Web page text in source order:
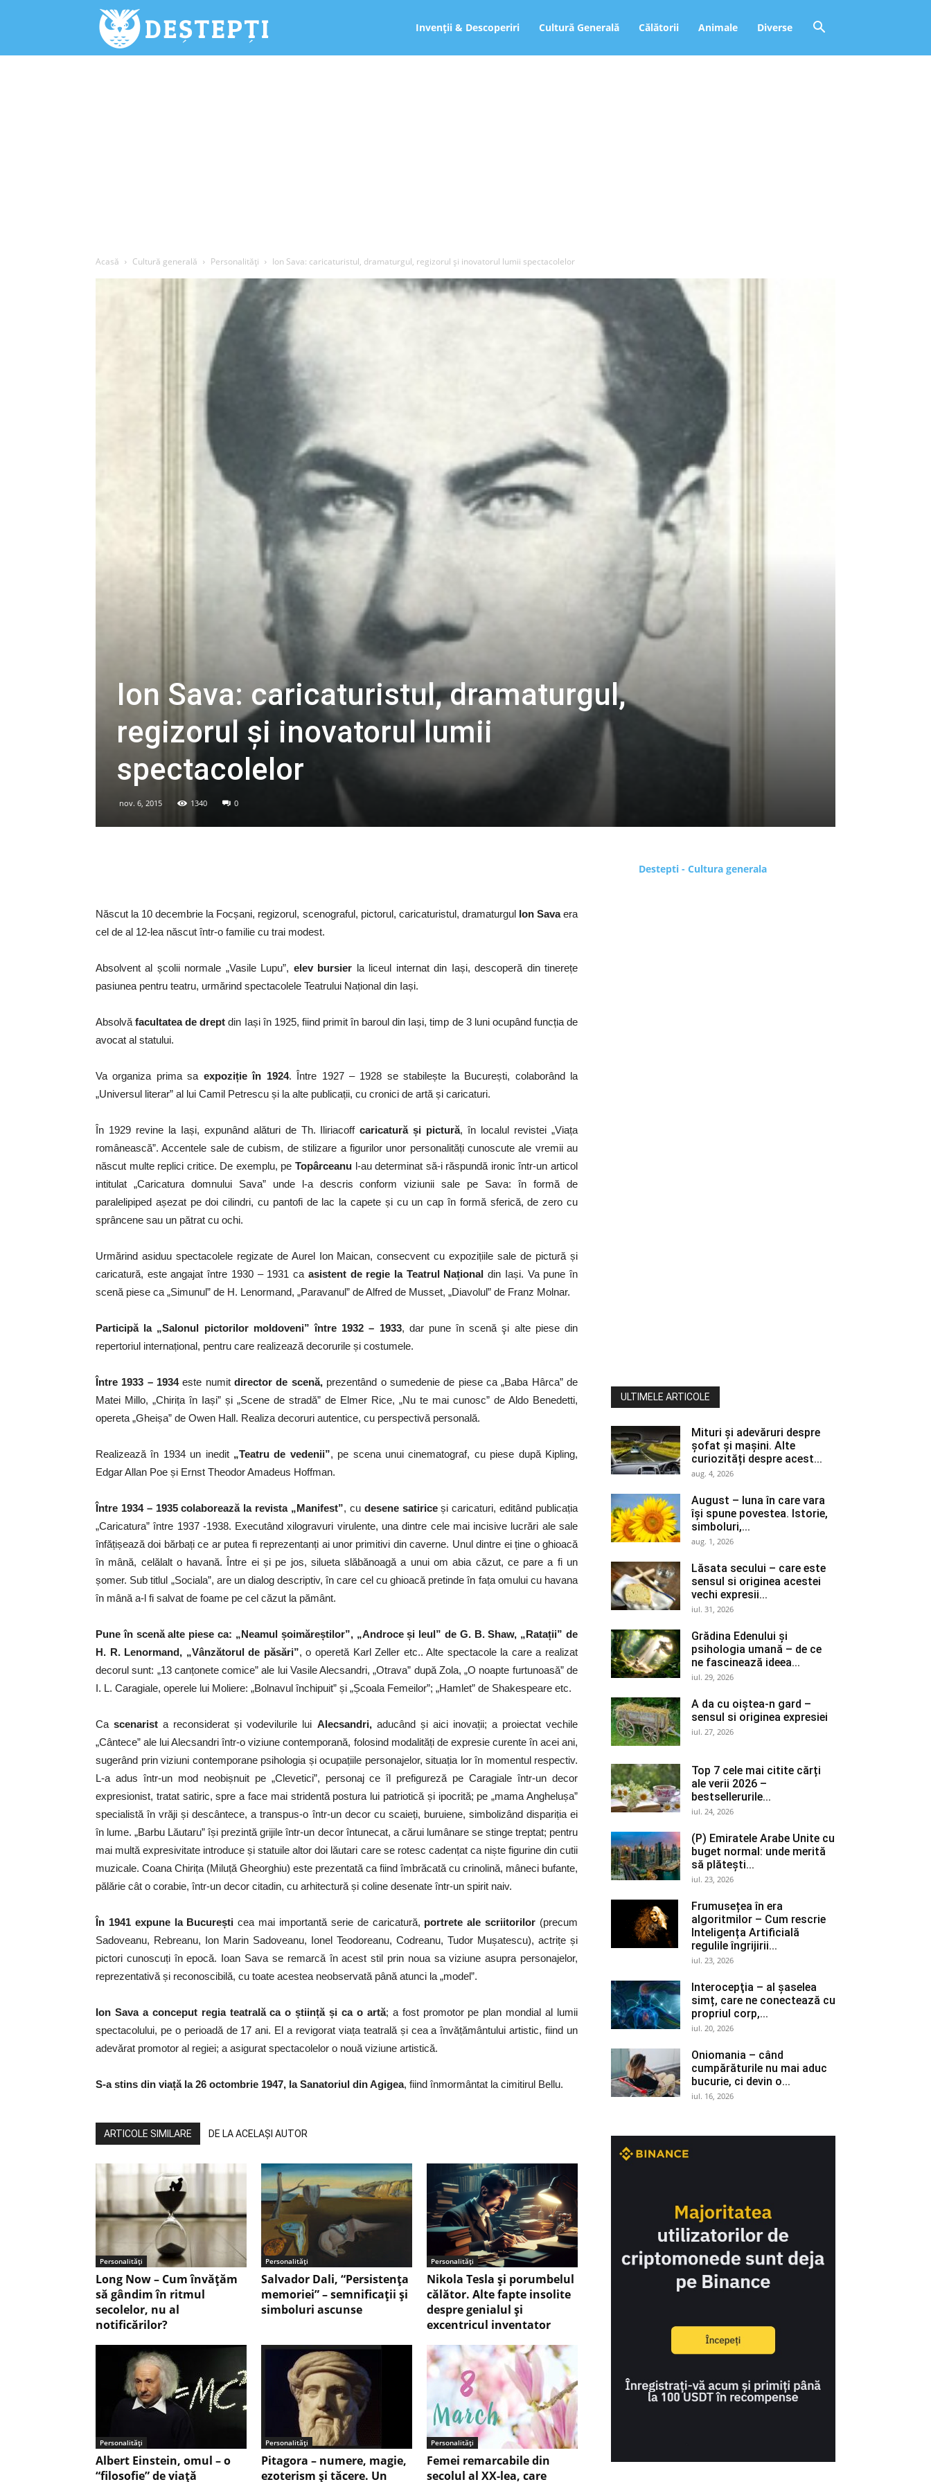
Deștepți.ro Invenții & Descoperiri Cultură Generală Călătorii Animale Diverse
Acasă Cultură generală Personalități Ion Sava: caricaturistul, dramaturgul, regizorul și inovatorul lumii spectacolelor
Ion Sava: caricaturistul, dramaturgul,
regizorul și inovatorul lumii
spectacolelor
nov. 6, 2015 1340 0
Născut la 10 decembrie la Focșani, regizorul, scenograful, pictorul, caricaturistul, dramaturgul Ion Savaera
cel de al 12-lea născut într-o familie cu trai modest.
Absolvent al școlii normale „Vasile Lupu”, elev bursier la liceul internat din Iași, descoperă din tinerețe
pasiunea pentru teatru, urmărind spectacolele Teatrului Național din Iași.
Absolvăfacultatea de drept din Iași în 1925, fiind primit în baroul din Iași, timp de 3 luni ocupând funcția de
avocat al statului.
Va organiza prima sa expoziție în 1924. Între 1927 – 1928 se stabilește la București, colaborând la
„Universul literar” al lui Camil Petrescu și la alte publicații, cu cronici de artă și caricaturi.
În 1929 revine la Iași, expunând alături de Th. Iliriacoffcaricatură și pictură, în localul revistei „Viața
românească”. Accentele sale de cubism, de stilizare a figurilor unor personalități cunoscute ale vremii au
născut multe replici critice. De exemplu, pe Topârceanu l-au determinat să-i răspundă ironic într-un articol
intitulat „Caricatura domnului Sava” unde l-a descris conform viziunii sale pe Sava: în formă de
paralelipiped așezat pe doi cilindri, cu pantofi de lac la capete și cu un cap în formă sferică, de zero cu
sprâncene sau un pătrat cu ochi.
Urmărind asiduu spectacolele regizate de Aurel Ion Maican, consecvent cu expozițiile sale de pictură și
caricatură, este angajat între 1930 – 1931 ca asistent de regie la Teatrul Național din Iași. Va pune în
scenă piese ca „Simunul” de H. Lenormand, „Paravanul” de Alfred de Musset, „Diavolul” de Franz Molnar.
Participă la „Salonul pictorilor moldoveni” între 1932 – 1933, dar pune în scenă şi alte piese din
repertoriul internațional, pentru care realizează decorurile și costumele.
Între 1933 – 1934este numitdirector de scenă,prezentând o sumedenie de piese ca „Baba Hârca” de
Matei Millo, „Chirița în Iași” și „Scene de stradă” de Elmer Rice, „Nu te mai cunosc” de Aldo Benedetti,
opereta „Gheișa” de Owen Hall. Realiza decoruri autentice, cu perspectivă personală.
Realizează în 1934 un inedit „Teatru de vedenii”, pe scena unui cinematograf, cu piese după Kipling,
Edgar Allan Poe și Ernst Theodor Amadeus Hoffman.
Între 1934 – 1935 colaborează la revista „Manifest”, cu desene satiriceși caricaturi, editând publicația
„Caricatura” între 1937 -1938. Executând xilogravuri virulente, una dintre cele mai incisive lucrări ale sale
înfățișează doi bărbați ce ar putea fi reprezentanți ai unor primitivi din caverne. Unul dintre ei ține o ghioacă
în mână, celălalt o havană. Între ei și pe jos, silueta slăbănoagă a unui om abia căzut, ce pare a fi un
șomer. Sub titlul „Sociala”, are un dialog descriptiv, în care cel cu ghioacă pretinde în fața omului cu havana
în mână a-l fi salvat de foame pe cel căzut la pământ.
Pune în scenă alte piese ca: „Neamul șoimăreștilor”, „Androce și leul” de G. B. Shaw, „Ratații” de
H. R. Lenormand, „Vânzătorul de păsări”, o operetă Karl Zeller etc.. Alte spectacole la care a realizat
decorul sunt: „13 canțonete comice” ale lui Vasile Alecsandri, „Otrava” după Zola, „O noapte furtunoasă” de
I. L. Caragiale, operele lui Moliere: „Bolnavul închipuit” și „Școala Femeilor”; „Hamlet” de Shakespeare etc.
Cascenarist a reconsiderat și vodevilurile lui Alecsandri,aducând și aici inovații; a proiectat vechile
„Cântece” ale lui Alecsandri într-o viziune contemporană, folosind modalități de expresie curente în acei ani,
sugerând prin viziuni contemporane psihologia și ocupațiile personajelor, situația lor în momentul respectiv.
L-a adus într-un mod neobișnuit pe „Clevetici”, personaj ce îl prefigureză pe Caragiale într-un decor
expresionist, tratat satiric, spre a face mai stridentă postura lui patriotică și ipocrită; pe „mama Anghelușa”
specialistă în vrăji și descântece, a transpus-o într-un decor cu scaieți, buruiene, simbolizând dispariția ei
în lume. „Barbu Lăutaru” își prezintă grijile într-un decor întunecat, a cărui lumânare se stinge treptat; pentru
mai multă expresivitate introduce și statuile altor doi lăutari care se rotesc cadențat ca niște figurine din cutii
muzicale. Coana Chirița (Miluță Gheorghiu) este prezentată ca fiind îmbrăcată cu crinolină, mâneci bufante,
pălărie cât o corabie, într-un decor citadin, cu arhitectură și coline desenate într-un spirit naiv.
În 1941 expune la București cea mai importantă serie de caricatură, portrete ale scriitorilor (precum
Sadoveanu, Rebreanu, Ion Marin Sadoveanu, Ionel Teodoreanu, Codreanu, Tudor Mușatescu), actrițe și
pictori cunoscuți în epocă. Ioan Sava se remarcă în acest stil prin noua sa viziune asupra personajelor,
reprezentativă și reconoscibilă, cu toate acestea neobservată până atunci la „model”.
Ion Sava a conceput regia teatrală ca o știință și ca o artă; a fost promotor pe plan mondial al lumii
spectacolului, pe o perioadă de 17 ani. El a revigorat viața teatrală și cea a învățământului artistic, fiind un
adevărat promotor al regiei; a asigurat spectacolelor o nouă viziune artistică.
S-a stins din viață la 26 octombrie 1947, la Sanatoriul din Agigea, fiind înmormântat la cimitirul Bellu.
ARTICOLE SIMILARE DE LA ACELAȘI AUTOR
Personalități
Long Now – Cum învățăm
să gândim în ritmul
secolelor, nu al
notificărilor?
Personalități
Salvador Dali, “Persistenţa
memoriei” – semnificaţii şi
simboluri ascunse
Personalități
Nikola Tesla şi porumbelul
călător. Alte fapte insolite
despre genialul şi
excentricul inventator
Personalități
Albert Einstein, omul – o
“filosofie” de viaţă
Personalități
Pitagora – numere, magie,
ezoterism şi tăcere. Un
Personalități
Femei remarcabile din
secolul al XX-lea, care
Destepti - Cultura generala
ULTIMELE ARTICOLE
Mituri și adevăruri despre
șofat și mașini. Alte
curiozități despre acest...
aug. 4, 2026
August – luna în care vara
își spune povestea. Istorie,
simboluri,...
aug. 1, 2026
Lăsata secului – care este
sensul si originea acestei
vechi expresii...
iul. 31, 2026
Grădina Edenului și
psihologia umană – de ce
ne fascinează ideea...
iul. 29, 2026
A da cu oiștea-n gard –
sensul si originea expresiei
iul. 27, 2026
Top 7 cele mai citite cărți
ale verii 2026 –
bestsellerurile...
iul. 24, 2026
(P) Emiratele Arabe Unite cu
buget normal: unde merită
să plătești...
iul. 23, 2026
Frumusețea în era
algoritmilor – Cum rescrie
Inteligența Artificială
regulile îngrijirii...
iul. 23, 2026
Interocepţia – al șaselea
simț, care ne conectează cu
propriul corp,...
iul. 20, 2026
Oniomania – când
cumpărăturile nu mai aduc
bucurie, ci devin o...
iul. 16, 2026